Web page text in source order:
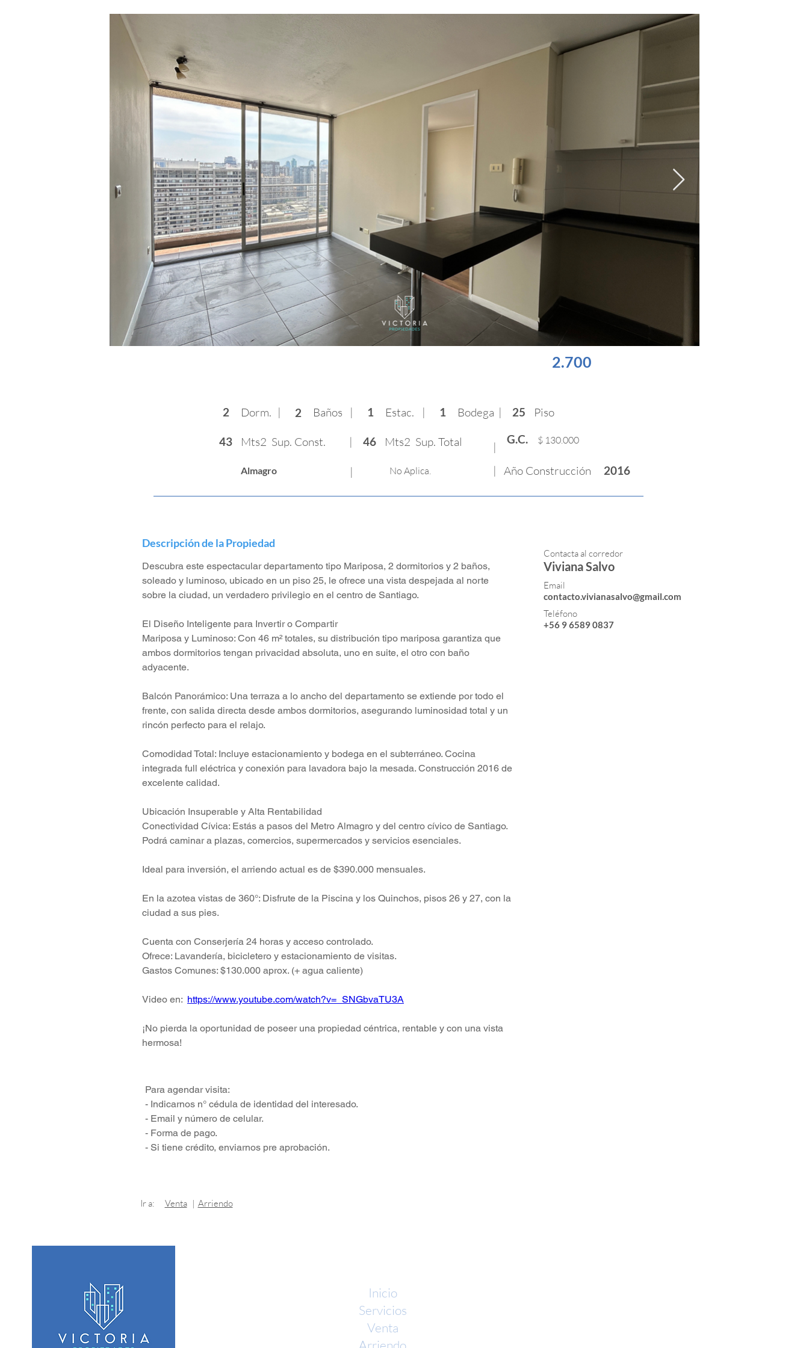
2.700
|
2 Dorm. | 2 Baños | 1 Estac. | 1 Bodega | 25 Piso
43 Mts2 Sup. Const. | 46 Mts2 Sup. Total G.C. $ 130.000
Almagro | No Aplica. | Año Construcción 2016
Descripción de la Propiedad
Descubra este espectacular departamento tipo Mariposa, 2 dormitorios y 2 baños,
soleado y luminoso, ubicado en un piso 25, le ofrece una vista despejada al norte
sobre la ciudad, un verdadero privilegio en el centro de Santiago.
El Diseño Inteligente para Invertir o Compartir
Mariposa y Luminoso: Con 46 m² totales, su distribución tipo mariposa garantiza que
ambos dormitorios tengan privacidad absoluta, uno en suite, el otro con baño
adyacente.
Balcón Panorámico: Una terraza a lo ancho del departamento se extiende por todo el
frente, con salida directa desde ambos dormitorios, asegurando luminosidad total y un
rincón perfecto para el relajo.
Comodidad Total: Incluye estacionamiento y bodega en el subterráneo. Cocina
integrada full eléctrica y conexión para lavadora bajo la mesada. Construcción 2016 de
excelente calidad.
Ubicación Insuperable y Alta Rentabilidad
Conectividad Cívica: Estás a pasos del Metro Almagro y del centro cívico de Santiago.
Podrá caminar a plazas, comercios, supermercados y servicios esenciales.
Ideal para inversión, el arriendo actual es de $390.000 mensuales.
En la azotea vistas de 360°: Disfrute de la Piscina y los Quinchos, pisos 26 y 27, con la
ciudad a sus pies.
Cuenta con Conserjería 24 horas y acceso controlado.
Ofrece: Lavandería, bicicletero y estacionamiento de visitas.
Gastos Comunes: $130.000 aprox. (+ agua caliente)
Video en: https://www.youtube.com/watch?v=_SNGbvaTU3A
¡No pierda la oportunidad de poseer una propiedad céntrica, rentable y con una vista
hermosa!
Contacta al corredor
Viviana Salvo
Email
contacto.vivianasalvo@gmail.com
Teléfono
+56 9 6589 0837
Para agendar visita:
- Indicarnos n° cédula de identidad del interesado.
- Email y número de celular.
- Forma de pago.
- Si tiene crédito, enviarnos pre aprobación.
Ir a: Venta | Arriendo
Inicio
Servicios
Venta